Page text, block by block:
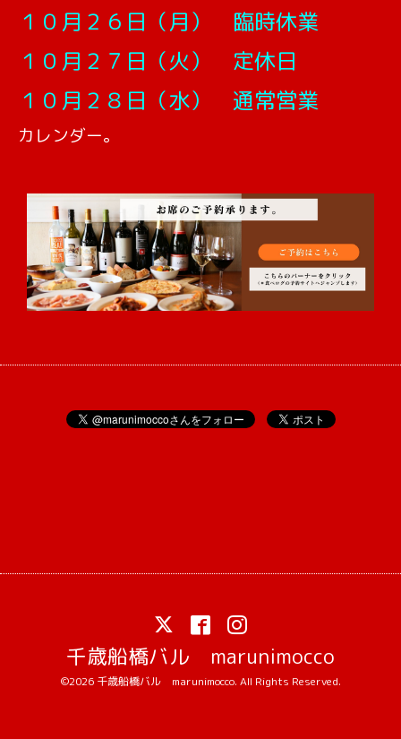
１０月２６日（月） 臨時休業
１０月２７日（火） 定休日
１０月２８日（水） 通常営業
カレンダー。
千歳船橋バル marunimocco
©2026 千歳船橋バル marunimocco. All Rights Reserved.